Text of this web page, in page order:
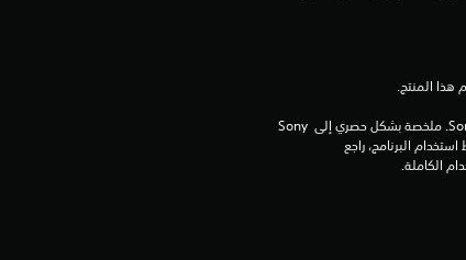
برامج مكتبة ©Sony Interactive Entertainment Inc. ملخصة بشكل حصري إلى Sony